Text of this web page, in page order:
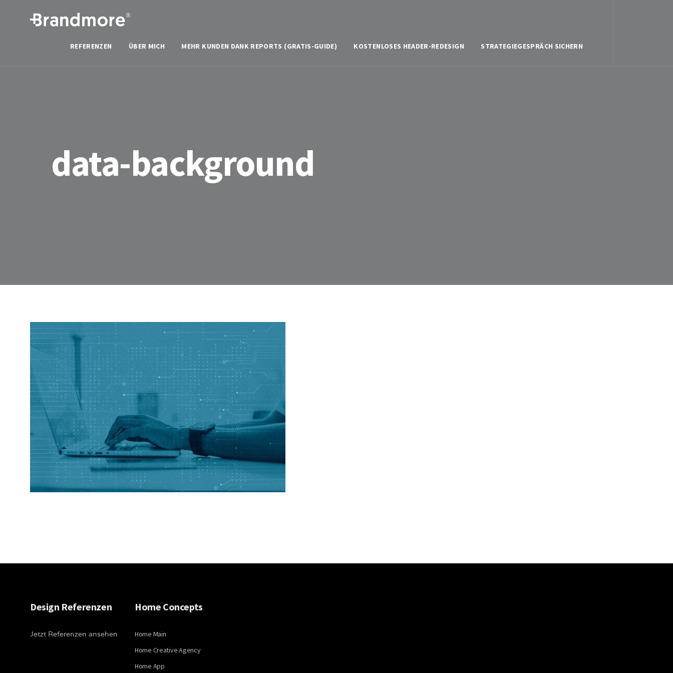
REFERENZEN ÜBER MICH MEHR KUNDEN DANK REPORTS (GRATIS-GUIDE) KOSTENLOSES HEADER-REDESIGN STRATEGIEGESPRÄCH SICHERN
data-background
Design Referenzen
Jetzt Referenzen ansehen
Home Concepts
Home Main
Home Creative Agency
Home App